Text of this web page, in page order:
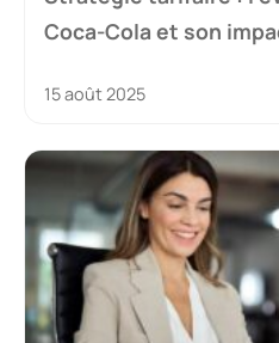
Coca-Cola et son
15 août 2025